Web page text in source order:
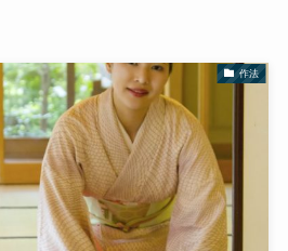
作法